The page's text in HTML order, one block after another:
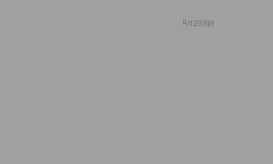
Anzeige